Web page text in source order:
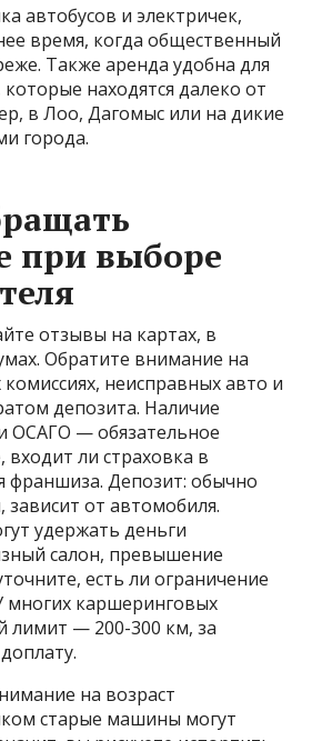
автобусов и электричек,
время, когда общественный
Также аренда удобна для
находятся далеко от
в Лоо, Дагомыс или на дикие
города.
при выборе
отзывы на картах, в
Обратите внимание на
неисправных авто и
депозита. Наличие
ОСАГО — обязательное
входит ли страховка в
франшиза. Депозит: обычно
зависит от автомобиля.
удержать деньги
салон, превышение
есть ли ограничение
многих каршеринговых
лимит — 200-300 км, за
на возраст
старые машины могут